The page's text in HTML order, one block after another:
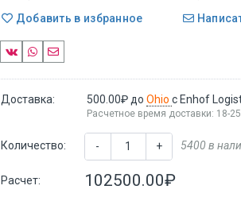
Добавить в избранное
Доставка: 500.00₽ доOhioс Enhof
Расчетное время доставки: 18-
Количество: - + 5400 в
Расчет: 102500.00₽